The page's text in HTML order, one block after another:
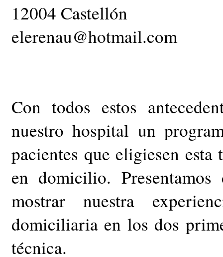
12004 Castellón
elerenau@hotmail.com
Con todos estos
nuestro hospital un
pacientes que eligiesen
en domicilio.
mostrar nuestra
domiciliaria en los dos
técnica.